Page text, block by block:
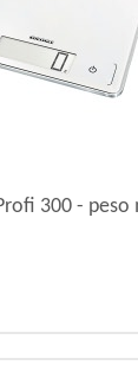
300 - peso